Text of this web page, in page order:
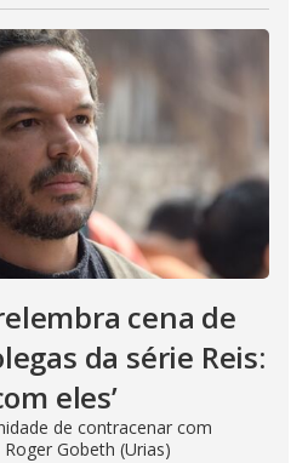
cena de
da série Reis:
eles’
de contracenar com
Gobeth (Urias)